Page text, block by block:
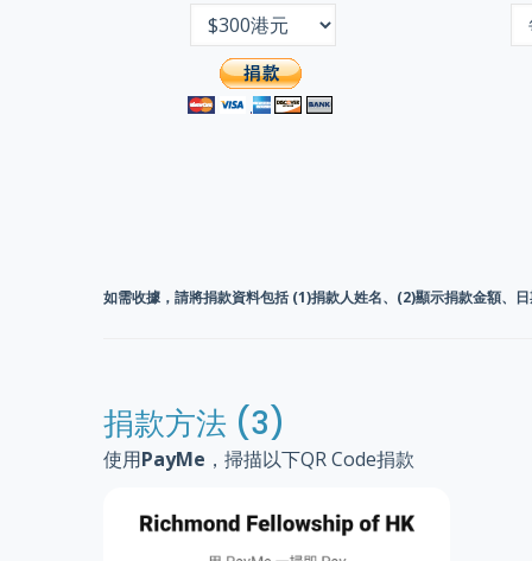
如需收據，請將捐款資料包括 (1)捐款人姓名、(2)顯示捐款金額
捐款方法 (3)
使用PayMe ，掃描以下QR Code捐款